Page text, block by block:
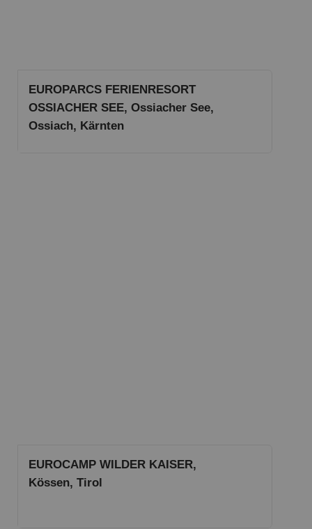
EUROPARCS FERIENRESORT
OSSIACHER SEE, Ossiacher See,
Ossiach, Kärnten
EUROCAMP WILDER KAISER,
Kössen, Tirol